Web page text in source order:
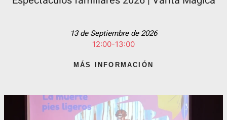
13 de Septiembre de 2026
12:00-13:00
MÁS INFORMACIÓN